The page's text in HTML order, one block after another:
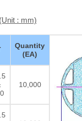
: mm)
Quantity
(EA)
10,000